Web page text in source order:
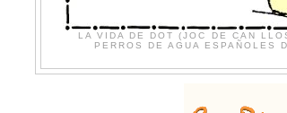
LA VIDA DE DOT (JOC DE CAN
PERROS DE AGUA ESPAÑOLES